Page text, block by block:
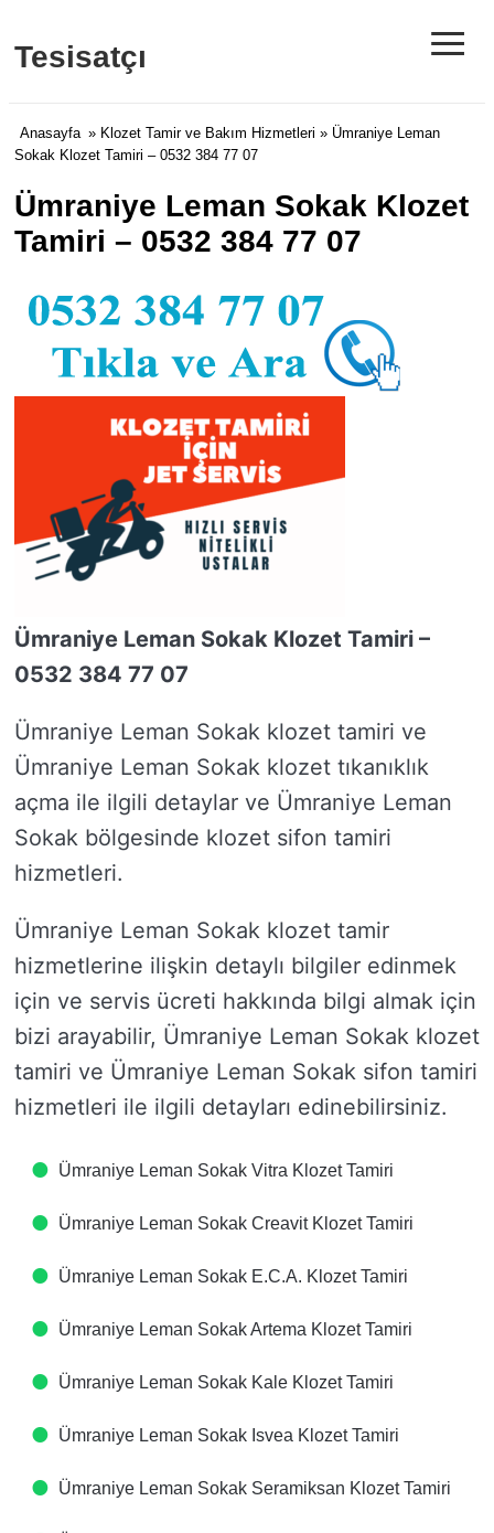
Tesisatçı ≡
Anasayfa » Klozet Tamir ve Bakım Hizmetleri » Ümraniye Leman
Sokak Klozet Tamiri – 0532 384 77 07
Ümraniye Leman Sokak Klozet
Tamiri – 0532 384 77 07
Ümraniye Leman Sokak Klozet Tamiri –
0532 384 77 07
Ümraniye Leman Sokak klozet tamiri ve
Ümraniye Leman Sokak klozet tıkanıklık
açma ile ilgili detaylar ve Ümraniye Leman
Sokak bölgesinde klozet sifon tamiri
hizmetleri.
Ümraniye Leman Sokak klozet tamir
hizmetlerine ilişkin detaylı bilgiler edinmek
için ve servis ücreti hakkında bilgi almak için
bizi arayabilir, Ümraniye Leman Sokak klozet
tamiri ve Ümraniye Leman Sokak sifon tamiri
hizmetleri ile ilgili detayları edinebilirsiniz.
Ümraniye Leman Sokak Vitra Klozet Tamiri
Ümraniye Leman Sokak Creavit Klozet Tamiri
Ümraniye Leman Sokak E.C.A. Klozet Tamiri
Ümraniye Leman Sokak Artema Klozet Tamiri
Ümraniye Leman Sokak Kale Klozet Tamiri
Ümraniye Leman Sokak Isvea Klozet Tamiri
Ümraniye Leman Sokak Seramiksan Klozet Tamiri